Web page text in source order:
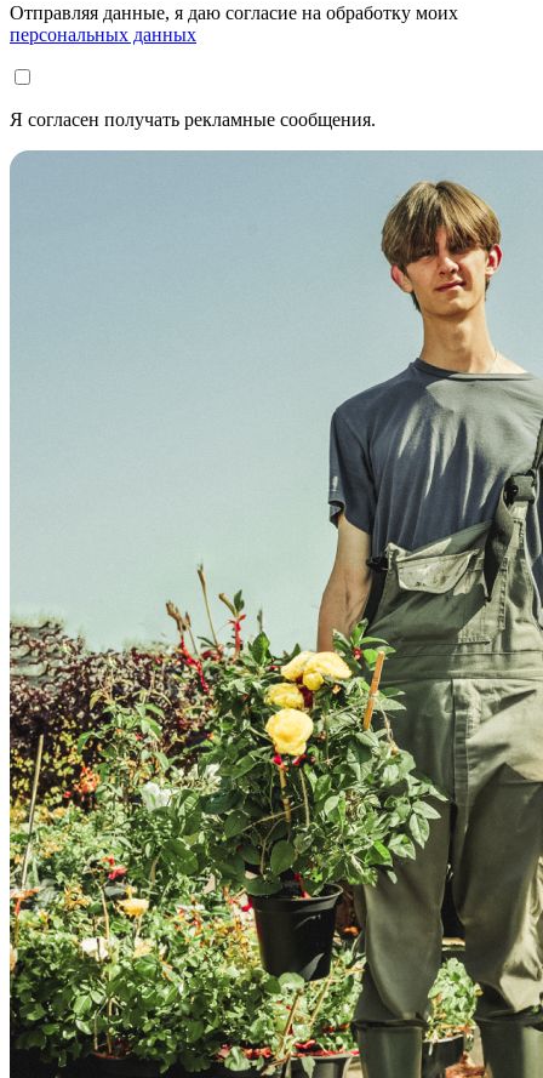
Отправляя данные, я даю согласие на обработку моих
персональных данных
Я согласен получать рекламные сообщения.